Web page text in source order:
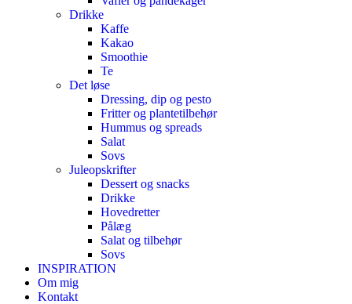
Drikke
Kaffe
Kakao
Smoothie
Te
Det løse
Dressing, dip og pesto
Fritter og plantetilbehør
Hummus og spreads
Salat
Sovs
Juleopskrifter
Dessert og snacks
Drikke
Hovedretter
Pålæg
Salat og tilbehør
Sovs
INSPIRATION
Om mig
Kontakt